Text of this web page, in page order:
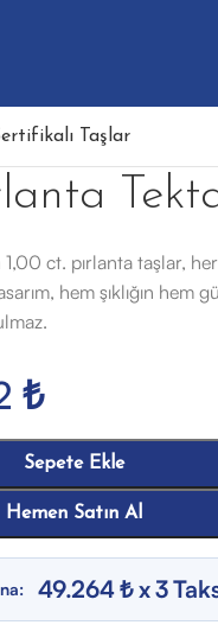
Taşlar
1,00 ct. pırlanta taşlar,
hem şıklığın hem
₺
Sepete Ekle
Hemen Satın Al
49.264 ₺ x 3